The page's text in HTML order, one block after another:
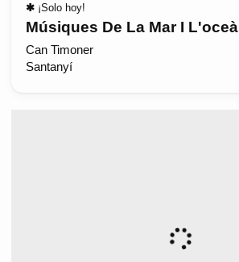
✱ ¡Solo hoy!
Músiques De La Mar I L'oceà
Can Timoner
Santanyí